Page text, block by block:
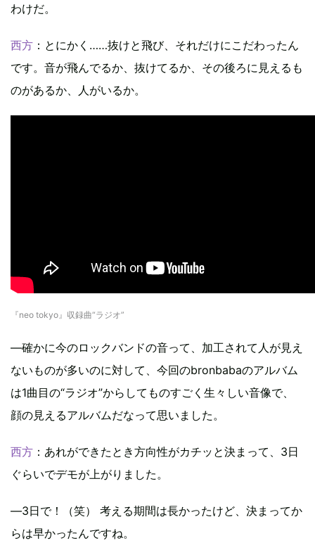
わけだ。
西方 ：とにかく……抜けと飛び、それだけにこだわったん
です。音が飛んでるか、抜けてるか、その後ろに見えるも
のがあるか、人がいるか。
『neo tokyo』収録曲“ラジオ”
―確かに今のロックバンドの音って、加工されて人が見え
ないものが多いのに対して、今回のbronbabaのアルバム
は1曲目の“ラジオ”からしてものすごく生々しい音像で、
顔の見えるアルバムだなって思いました。
西方 ：あれができたとき方向性がカチッと決まって、3日
ぐらいでデモが上がりました。
―3日で！（笑） 考える期間は長かったけど、決まってか
らは早かったんですね。